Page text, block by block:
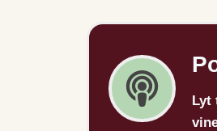
Lyt